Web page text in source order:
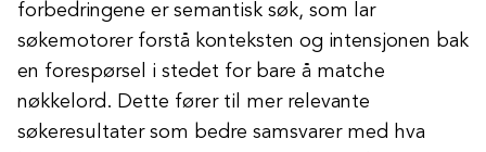
forbedringene er semantisk søk, som lar
søkemotorer forstå konteksten og intensjonen bak
en forespørsel i stedet for bare å matche
nøkkelord. Dette fører til mer relevante
søkeresultater som bedre samsvarer med hva